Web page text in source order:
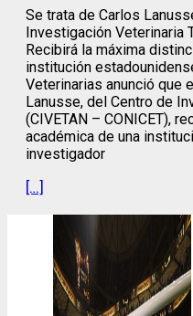
Se trata de Carlos
Investigación Veterinaria
Recibirá la máxima
institución
Veterinarias anunció que
Lanusse, del Centro de
(CIVETAN – CONICET),
académica de una
investigador
[…]